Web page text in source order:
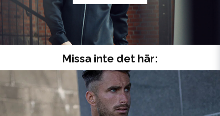
Missa inte det här: